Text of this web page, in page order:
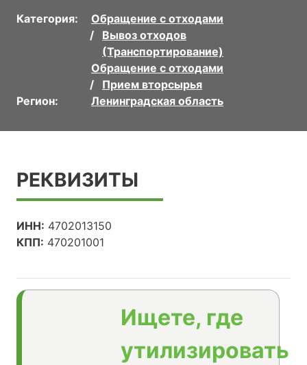
Категория:
Обращение с отходами
Вывоз отходов
(Транспортирование)
Обращение с отходами
Прием вторсырья
Регион:
Ленинградская область
РЕКВИЗИТЫ
ИНН: 4702013150
КПП: 470201001
Ищете, где
утилизировать